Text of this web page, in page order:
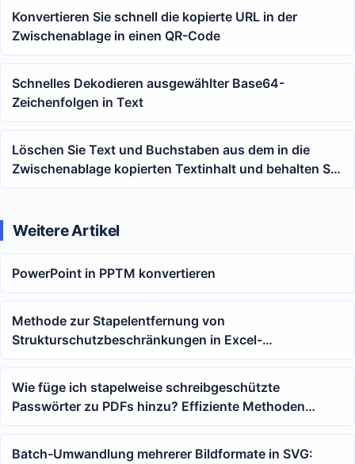
Konvertieren Sie schnell die kopierte URL in der
Zwischenablage in einen QR-Code
Schnelles Dekodieren ausgewählter Base64-
Zeichenfolgen in Text
Löschen Sie Text und Buchstaben aus dem in die
Zwischenablage kopierten Textinhalt und behalten Sie
nur Zahlen bei.
Weitere Artikel
PowerPoint in PPTM konvertieren
Methode zur Stapelentfernung von
Strukturschutzbeschränkungen in Excel-
Arbeitsmappen: Aufhebung der Einschränkungen für
das Löschen von Arbeitsblättern und
Strukturänderungen
Wie füge ich stapelweise schreibgeschützte
Passwörter zu PDFs hinzu? Effiziente Methoden
teilen!
Batch-Umwandlung mehrerer Bildformate in SVG: